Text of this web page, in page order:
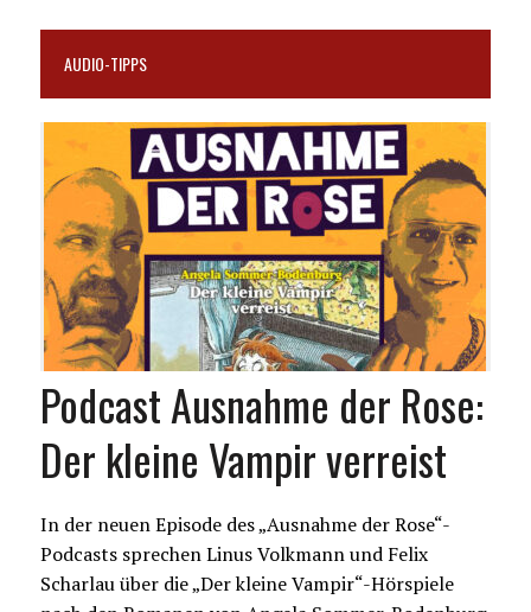
AUDIO-TIPPS
Podcast Ausnahme der Rose:
Der kleine Vampir verreist
In der neuen Episode des „Ausnahme der Rose“-
Podcasts sprechen Linus Volkmann und Felix
Scharlau über die „Der kleine Vampir“-Hörspiele